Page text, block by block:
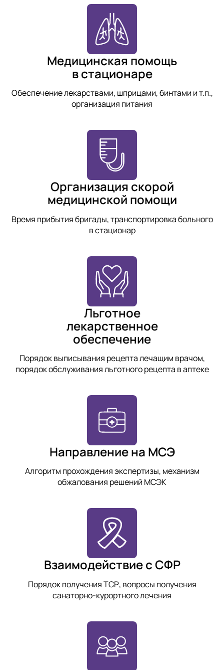
Медицинская помощь
в стационаре
Обеспечение лекарствами, шприцами, бинтами и т.п.,
организация питания
Организация скорой
медицинской помощи
Время прибытия бригады, транспортировка больного
в стационар
Льготное
лекарственное
обеспечение
Порядок выписывания рецепта лечащим врачом,
порядок обслуживания льготного рецепта в аптеке
Направление на МСЭ
Алгоритм прохождения экспертизы, механизм
обжалования решений МСЭК
Взаимодействие с СФР
Порядок получения ТСР, вопросы получения
санаторно-курортного лечения